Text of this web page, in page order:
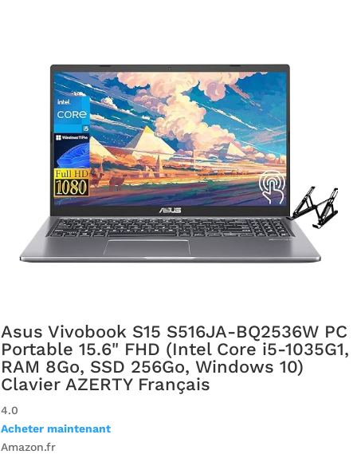
Asus Vivobook S15 S516JA-BQ2536W PC
Portable 15.6" FHD (Intel Core i5-1035G1,
RAM 8Go, SSD 256Go, Windows 10)
Clavier AZERTY Français
4.0
Acheter maintenant
Amazon.fr